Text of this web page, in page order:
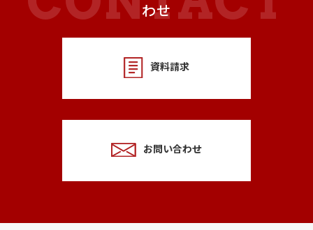
わせ
資料請求
お問い合わせ